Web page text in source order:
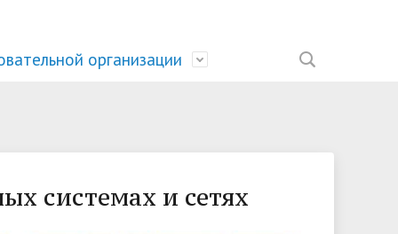
• Противодействие коррупции
• Многопрофильная зимняя школа.
• Дистанционное обучение
организации
системах и сетях